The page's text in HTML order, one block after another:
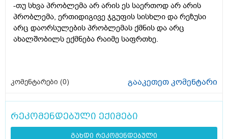
-თუ სხვა პრობლემა არ არის ეს საერთოდ არ არის
პრობლემა, ერთიდიგივე ჯგუფის სისხლი და რეზუსი
არც დაორსულების პრობლემას ქმნის და არც
ახალშობილს ექმნება რაიმე საფრთხე.
კომენტარები (0) გააკეთეთ კომენტარი
რეკომენდებული ექიმები
გახდი რეკომენდებული